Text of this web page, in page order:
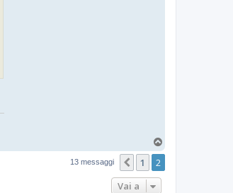
13 messaggi Precedente
1 2
Vai a